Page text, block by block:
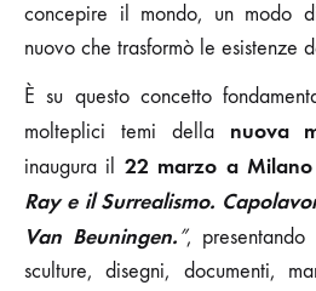
concepire il mondo, un modo
nuovo che trasformò le esistenze
È su questo concetto
molteplici temi della nuova
inaugura il 22 marzo a Milano
Ray e il Surrealismo.
Van Beuningen.”, presentando
sculture, disegni, documenti,